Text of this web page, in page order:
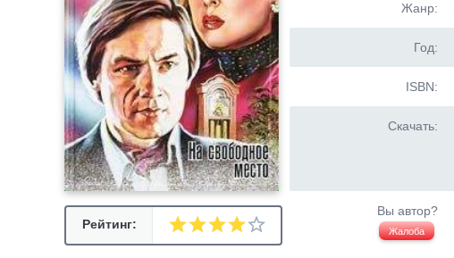
Рейтинг:
Жанр:
Год:
ISBN:
Скачать:
Вы автор?
Жалоба